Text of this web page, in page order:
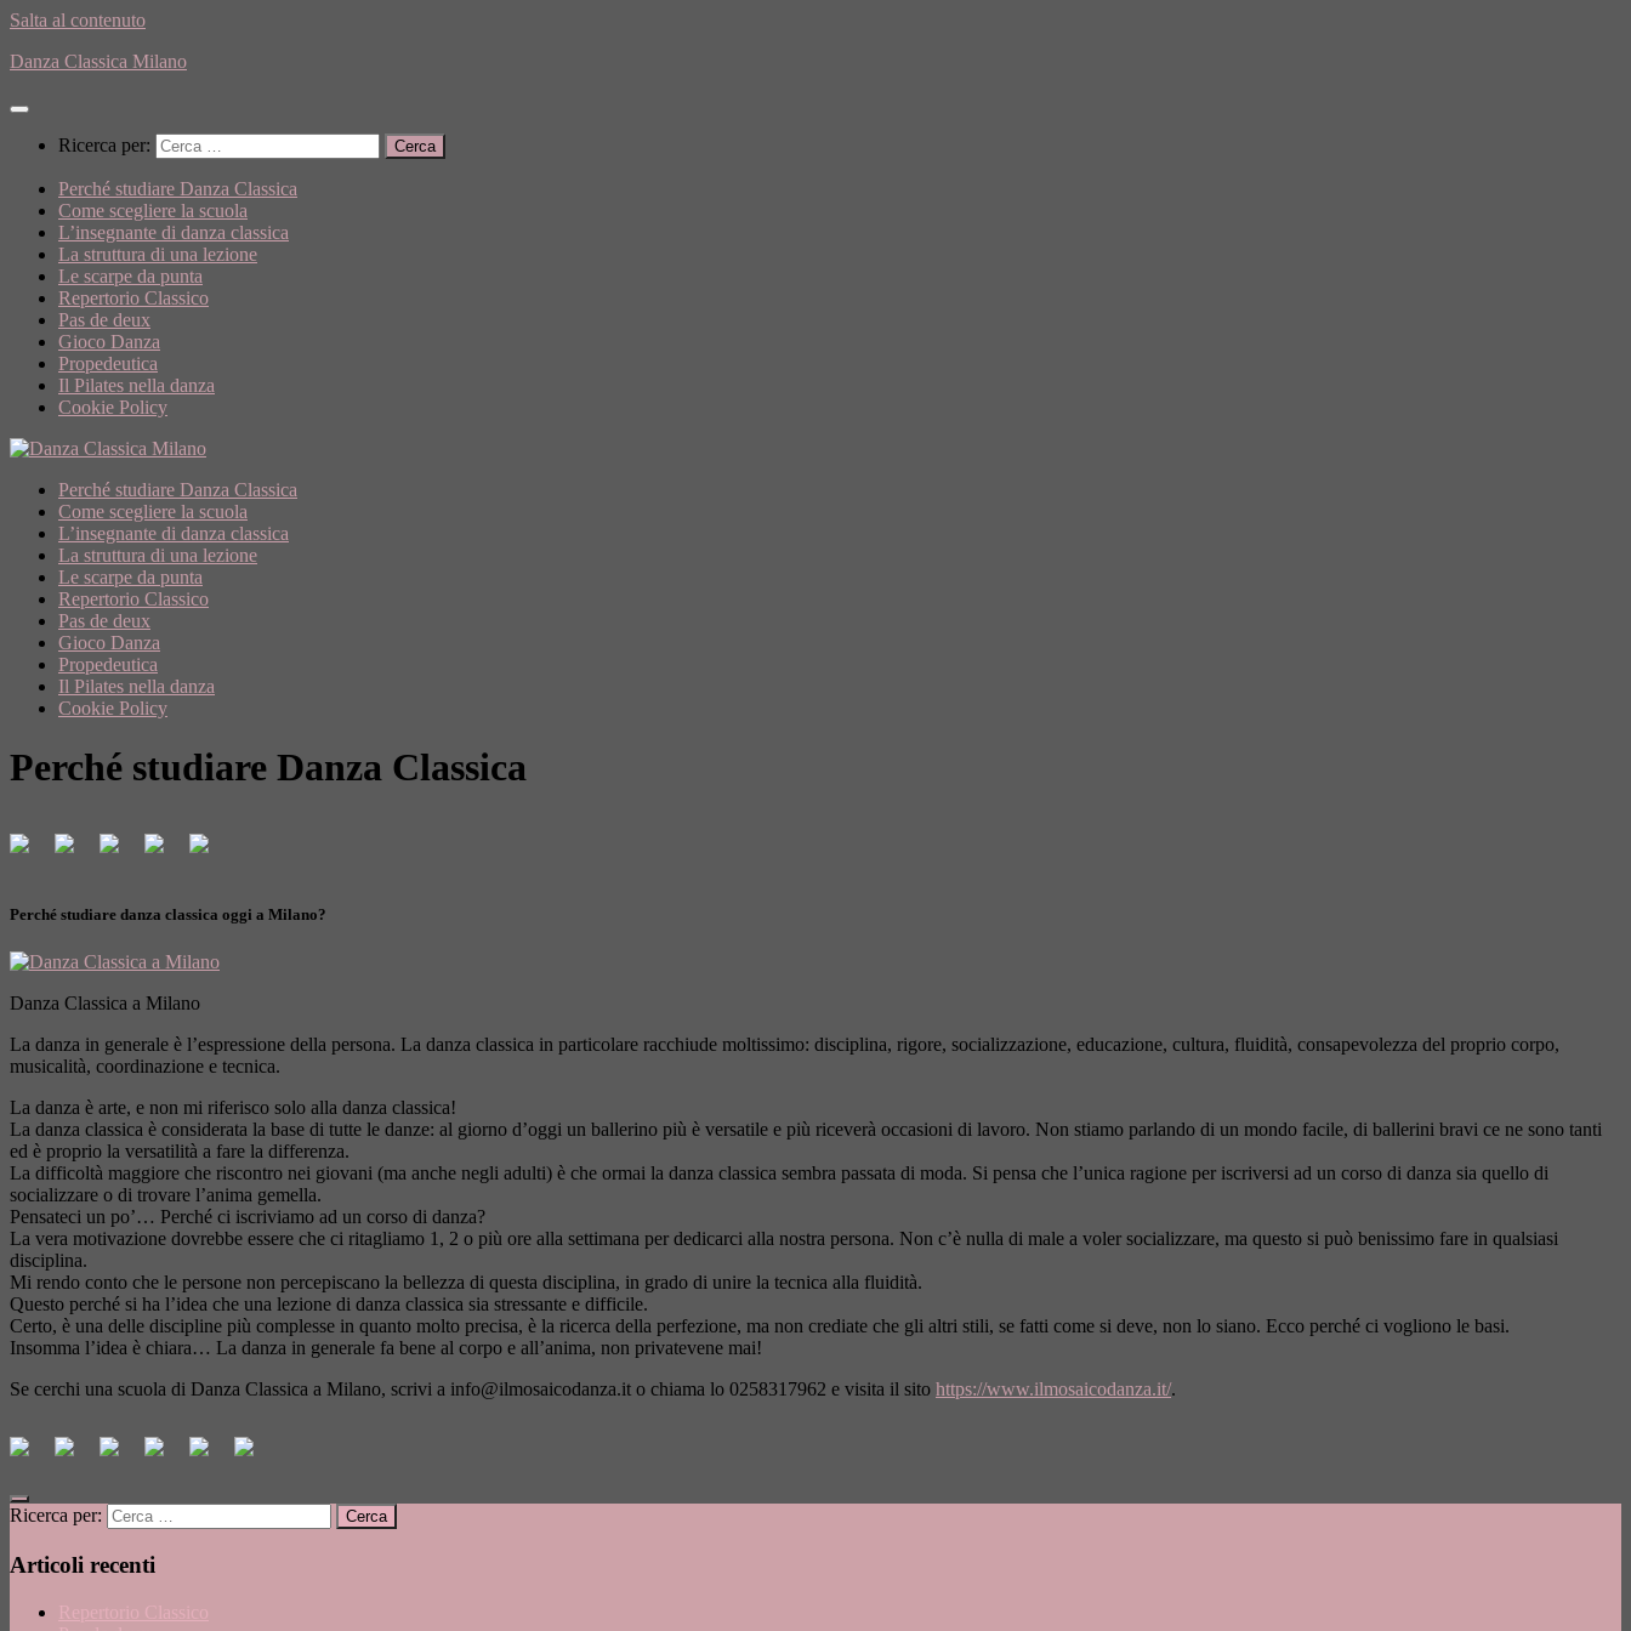
Salta al contenuto
Danza Classica Milano
Ricerca per:
Perché studiare Danza Classica
Come scegliere la scuola
L’insegnante di danza classica
La struttura di una lezione
Le scarpe da punta
Repertorio Classico
Pas de deux
Gioco Danza
Propedeutica
Il Pilates nella danza
Cookie Policy
Perché studiare Danza Classica
Come scegliere la scuola
L’insegnante di danza classica
La struttura di una lezione
Le scarpe da punta
Repertorio Classico
Pas de deux
Gioco Danza
Propedeutica
Il Pilates nella danza
Cookie Policy
Perché studiare Danza Classica
Perché studiare danza classica oggi a Milano?
Danza Classica a Milano
La danza in generale è l’espressione della persona. La danza classica in particolare racchiude moltissimo: disciplina, rigore, socializzazione, educazione, cultura, fluidità, consapevolezza del proprio corpo,
musicalità, coordinazione e tecnica.
La danza è arte, e non mi riferisco solo alla danza classica!
La danza classica è considerata la base di tutte le danze: al giorno d’oggi un ballerino più è versatile e più riceverà occasioni di lavoro. Non stiamo parlando di un mondo facile, di ballerini bravi ce ne sono tanti
ed è proprio la versatilità a fare la differenza.
La difficoltà maggiore che riscontro nei giovani (ma anche negli adulti) è che ormai la danza classica sembra passata di moda. Si pensa che l’unica ragione per iscriversi ad un corso di danza sia quello di
socializzare o di trovare l’anima gemella.
Pensateci un po’… Perché ci iscriviamo ad un corso di danza?
La vera motivazione dovrebbe essere che ci ritagliamo 1, 2 o più ore alla settimana per dedicarci alla nostra persona. Non c’è nulla di male a voler socializzare, ma questo si può benissimo fare in qualsiasi
disciplina.
Mi rendo conto che le persone non percepiscano la bellezza di questa disciplina, in grado di unire la tecnica alla fluidità.
Questo perché si ha l’idea che una lezione di danza classica sia stressante e difficile.
Certo, è una delle discipline più complesse in quanto molto precisa, è la ricerca della perfezione, ma non crediate che gli altri stili, se fatti come si deve, non lo siano. Ecco perché ci vogliono le basi.
Insomma l’idea è chiara… La danza in generale fa bene al corpo e all’anima, non privatevene mai!
Se cerchi una scuola di Danza Classica a Milano, scrivi a info@ilmosaicodanza.it o chiama lo 0258317962 e visita il sito https://www.ilmosaicodanza.it/.
Ricerca per:
Articoli recenti
Repertorio Classico